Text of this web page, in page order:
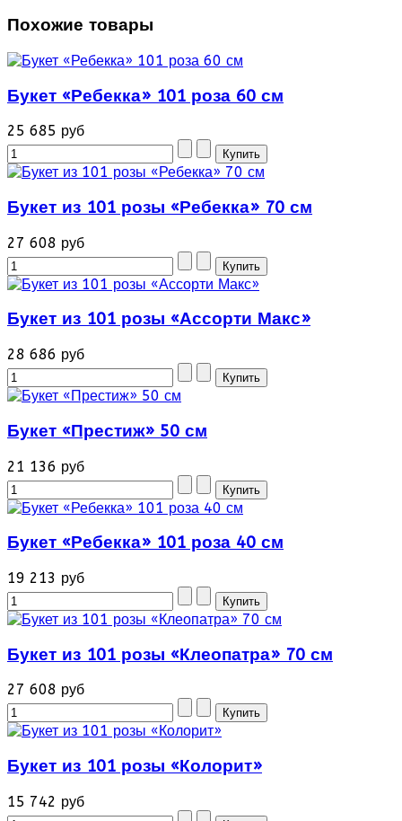
Похожие товары
Букет «Ребекка» 101 роза 60 см
25 685 руб
Букет из 101 розы «Ребекка» 70 см
27 608 руб
Букет из 101 розы «Ассорти Макс»
28 686 руб
Букет «Престиж» 50 см
21 136 руб
Букет «Ребекка» 101 роза 40 см
19 213 руб
Букет из 101 розы «Клеопатра» 70 см
27 608 руб
Букет из 101 розы «Колорит»
15 742 руб